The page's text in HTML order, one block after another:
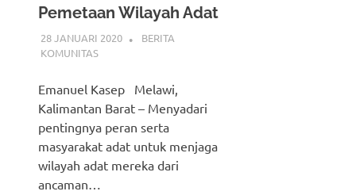
Pemetaan Wilayah Adat
28 JANUARI 2020
BERITA
KOMUNITAS
Emanuel Kasep Melawi,
Kalimantan Barat – Menyadari
pentingnya peran serta
masyarakat adat untuk menjaga
wilayah adat mereka dari
ancaman…